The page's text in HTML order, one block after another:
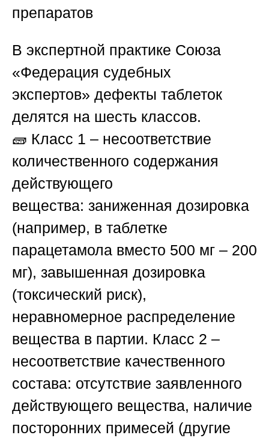
препаратов
В экспертной практике Союза
«Федерация судебных
экспертов» дефекты таблеток
делятся на шесть классов.
🧱 Класс 1 – несоответствие
количественного содержания
действующего
вещества: заниженная дозировка
(например, в таблетке
парацетамола вместо 500 мг – 200
мг), завышенная дозировка
(токсический риск),
неравномерное распределение
вещества в партии. Класс 2 –
несоответствие качественного
состава: отсутствие заявленного
действующего вещества, наличие
посторонних примесей (другие